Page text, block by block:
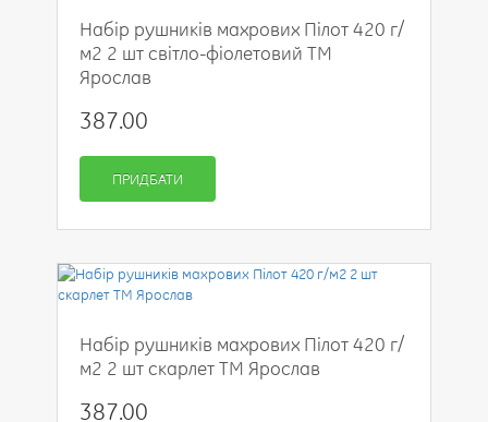
Набір рушників махрових Пілот 420 г/
м2 2 шт світло-фіолетовий ТМ
Ярослав
387.00
ПРИДБАТИ
Набір рушників махрових Пілот 420 г/
м2 2 шт скарлет ТМ Ярослав
387.00